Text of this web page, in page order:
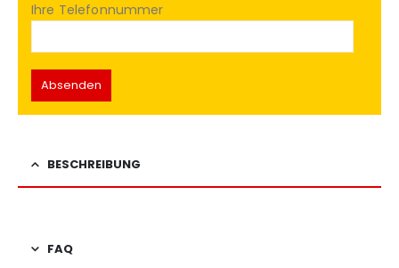
Ihre Telefonnummer
BESCHREIBUNG
FAQ